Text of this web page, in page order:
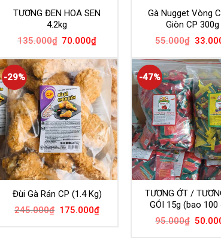
TƯƠNG ĐEN HOA SEN
4.2kg
135.000₫ 70.000₫
Gà Nugget Vòng
Giòn CP 300g
55.000₫
-29%
Đùi Gà Rán CP (1.4 Kg)
245.000₫ 175.000₫
-47%
TƯƠNG ỚT /
GÓI 15g (bao 100
95.000₫